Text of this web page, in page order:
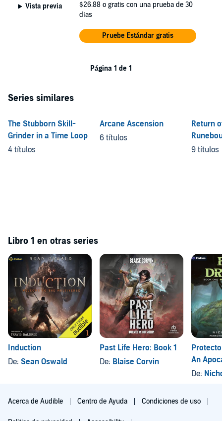
Vista previa $26.88 o gratis con una prueba de 30
días
Pruebe Estándar gratis
Página 1 de 1
Series similares
The Stubborn Skill-
Grinder in a Time Loop
4 títulos
Arcane Ascension
6 títulos
Return
9 títulos
Libro 1 en otras series
Induction
De: Sean Oswald
Past Life Hero: Book 1
De: Blaise Corvin
An
De:
Acerca de Audible Centro de Ayuda Condiciones de uso